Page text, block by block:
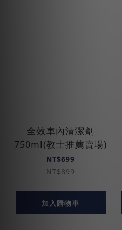
全效車內清潔劑
750ml(教士推薦賣場)
NT$699
NT$899
加入購物車